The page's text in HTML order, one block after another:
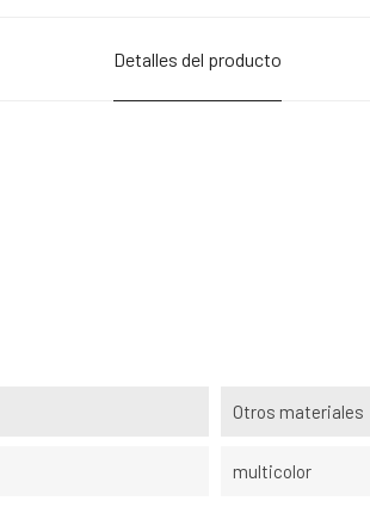
Detalles del producto
Otros materiales
multicolor